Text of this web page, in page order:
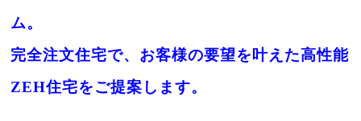
ム。
完全注文住宅で、お客様の要望を叶えた高性能
ZEH住宅をご提案します。